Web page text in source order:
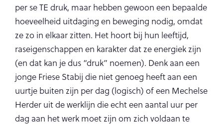
per se TE druk, maar hebben gewoon een bepaalde
hoeveelheid uitdaging en beweging nodig, omdat
ze zo in elkaar zitten. Het hoort bij hun leeftijd,
raseigenschappen en karakter dat ze energiek zijn
(en dat kan je dus “druk” noemen). Denk aan een
jonge Friese Stabij die niet genoeg heeft aan een
uurtje buiten zijn per dag (logisch) of een Mechelse
Herder uit de werklijn die echt een aantal uur per
dag aan het werk moet zijn om zich voldaan te